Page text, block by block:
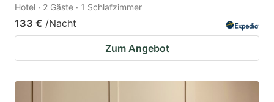
Hotel · 2 Gäste · 1 Schlafzimmer
133 € /Nacht
Zum Angebot